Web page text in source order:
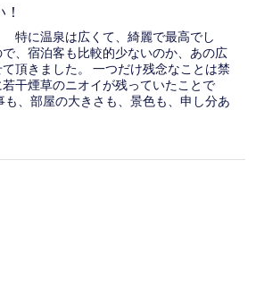
特に温泉は広くて、綺麗で最高でし
、宿泊客も比較的少ないのか、あの広
頂きました。 一つだけ残念なことは禁
干煙草のニオイが残っていたことで
も、部屋の大きさも、景色も、申し分あ